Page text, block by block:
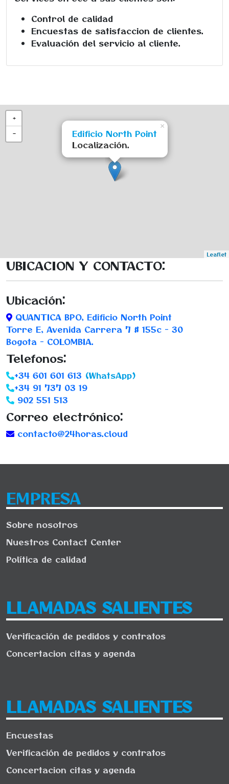
Control de calidad
Encuestas de satisfaccion de clientes.
Evaluación del servicio al cliente.
Edificio North Point
Localización.
×
+
−
Leaflet
UBICACION Y CONTACTO:
Ubicación:
QUANTICA BPO, Edificio North Point
Torre E, Avenida Carrera 7 # 155c - 30
Bogota - COLOMBIA.
Telefonos:
+34 601 601 613 (WhatsApp)
+34 91 737 03 19
902 551 513
Correo electrónico:
contacto@24horas.cloud
EMPRESA
Sobre nosotros
Nuestros Contact Center
Política de calidad
LLAMADAS SALIENTES
Verificación de pedidos y contratos
Concertacion citas y agenda
LLAMADAS SALIENTES
Encuestas
Verificación de pedidos y contratos
Concertacion citas y agenda